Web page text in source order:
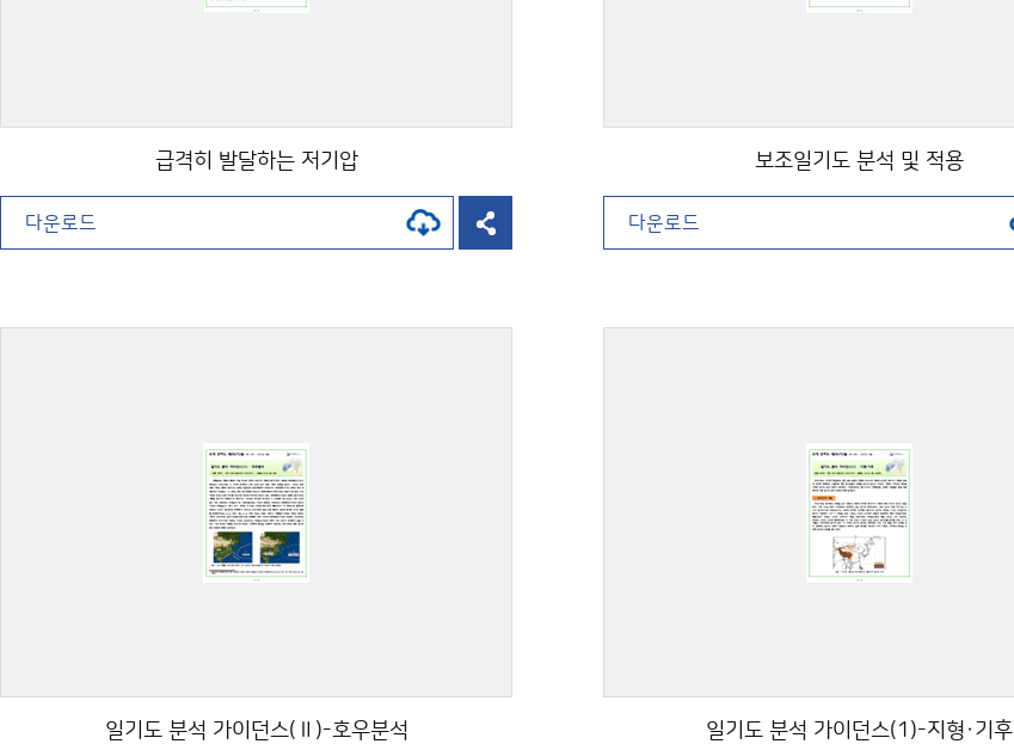
급격히 발달하는 저기압
다운로드
보조일기도 분석 및 적용
다운로드
일기도 분석 가이던스(Ⅱ)-호우분석 일기도 분석 가이던스(1)-지형·기후